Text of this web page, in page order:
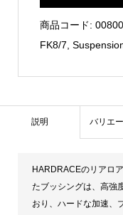
Bushing/
商品コード:
FK8/7
説明 バリエ
HARDRACEのリアロ
たブッシングは、高強
おり、ハードな加速、